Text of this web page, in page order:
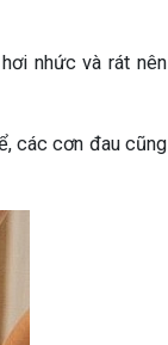
nhức và rát nên
các cơn đau cũng